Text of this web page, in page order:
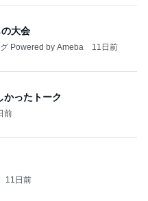
大会
Powered by Ameba 11日前
かったトーク
前
11日前